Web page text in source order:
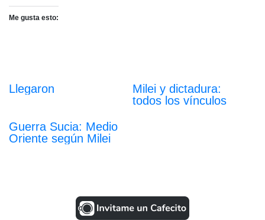
Me gusta esto:
Llegaron
Milei y dictadura:
todos los vínculos
Guerra Sucia: Medio
Oriente según Milei